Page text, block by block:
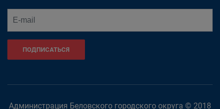
ПОДПИСАТЬСЯ
Администрация Беловского городского округа © 2018